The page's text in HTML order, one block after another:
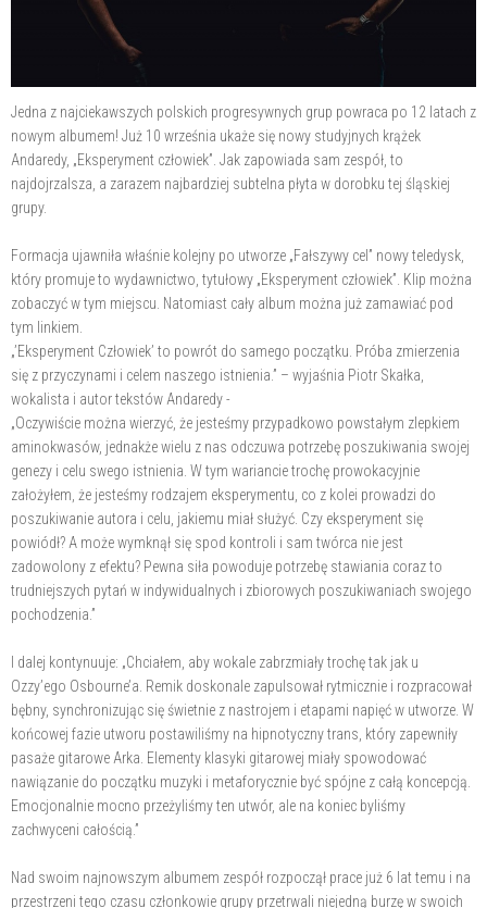
Jedna z najciekawszych polskich progresywnych grup powraca po 12 latach z
nowym albumem! Już 10 września ukaże się nowy studyjnych krążek
Andaredy, „Eksperyment człowiek”. Jak zapowiada sam zespół, to
najdojrzalsza, a zarazem najbardziej subtelna płyta w dorobku tej śląskiej
grupy.
Formacja ujawniła właśnie kolejny po utworze „Fałszywy cel” nowy teledysk,
który promuje to wydawnictwo, tytułowy „Eksperyment człowiek”. Klip można
zobaczyć w tym miejscu. Natomiast cały album można już zamawiać pod
tym linkiem.
„’Eksperyment Człowiek’ to powrót do samego początku. Próba zmierzenia
się z przyczynami i celem naszego istnienia.” – wyjaśnia Piotr Skałka,
wokalista i autor tekstów Andaredy -
„Oczywiście można wierzyć, że jesteśmy przypadkowo powstałym zlepkiem
aminokwasów, jednakże wielu z nas odczuwa potrzebę poszukiwania swojej
genezy i celu swego istnienia. W tym wariancie trochę prowokacyjnie
założyłem, że jesteśmy rodzajem eksperymentu, co z kolei prowadzi do
poszukiwanie autora i celu, jakiemu miał służyć. Czy eksperyment się
powiódł? A może wymknął się spod kontroli i sam twórca nie jest
zadowolony z efektu? Pewna siła powoduje potrzebę stawiania coraz to
trudniejszych pytań w indywidualnych i zbiorowych poszukiwaniach swojego
pochodzenia.”
I dalej kontynuuje: „Chciałem, aby wokale zabrzmiały trochę tak jak u
Ozzy’ego Osbourne’a. Remik doskonale zapulsował rytmicznie i rozpracował
bębny, synchronizując się świetnie z nastrojem i etapami napięć w utworze. W
końcowej fazie utworu postawiliśmy na hipnotyczny trans, który zapewniły
pasaże gitarowe Arka. Elementy klasyki gitarowej miały spowodować
nawiązanie do początku muzyki i metaforycznie być spójne z całą koncepcją.
Emocjonalnie mocno przeżyliśmy ten utwór, ale na koniec byliśmy
zachwyceni całością.”
Nad swoim najnowszym albumem zespół rozpoczął prace już 6 lat temu i na
przestrzeni tego czasu członkowie grupy przetrwali niejedną burzę w swoich